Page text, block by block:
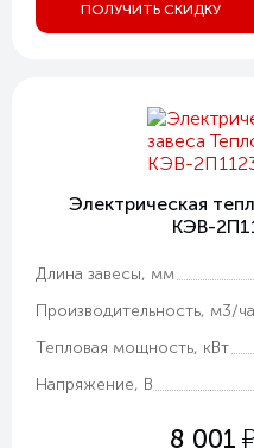
ПОЛУЧИТЬ СКИДКУ
Электрическая
КЭВ-
Длина завесы, мм
Производительность, м3/
Тепловая мощность, кВт
Напряжение, В
8 001